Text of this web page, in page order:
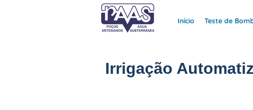
Início Teste de
Irrigação